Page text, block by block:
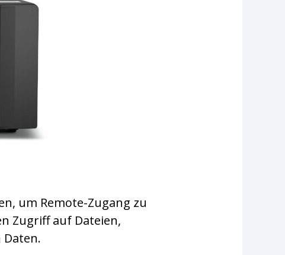
um Remote-Zugang zu
Zugriff auf Dateien,